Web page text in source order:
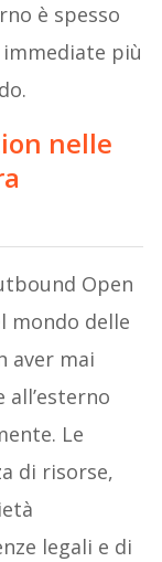
è spesso
più
nelle
Open
mondo delle
aver mai
Le
di risorse,
legali e di